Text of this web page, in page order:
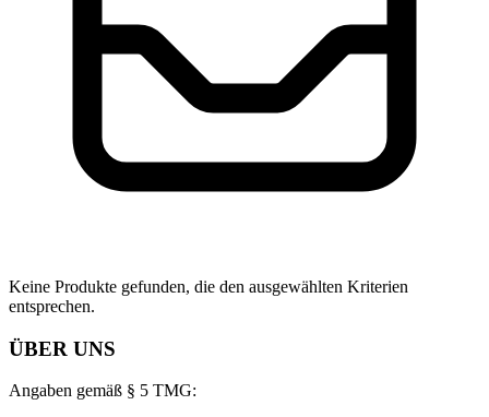
Keine Produkte gefunden, die den ausgewählten Kriterien
entsprechen.
ÜBER UNS
Angaben gemäß § 5 TMG: